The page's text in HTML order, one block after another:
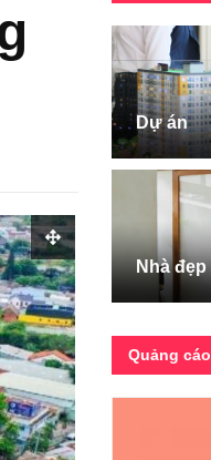
Dự án
Nhà đẹp
Quảng cáo